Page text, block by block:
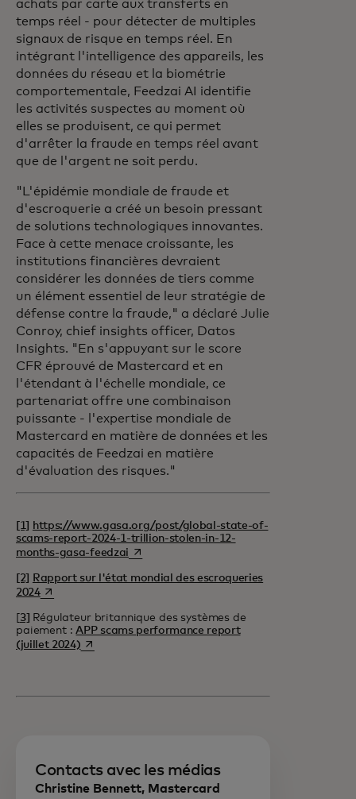
achats par carte aux transferts en
temps réel - pour détecter de multiples
signaux de risque en temps réel. En
intégrant l'intelligence des appareils, les
données du réseau et la biométrie
comportementale, Feedzai AI identifie
les activités suspectes au moment où
elles se produisent, ce qui permet
d'arrêter la fraude en temps réel avant
que de l'argent ne soit perdu.
"L'épidémie mondiale de fraude et
d'escroquerie a créé un besoin pressant
de solutions technologiques innovantes.
Face à cette menace croissante, les
institutions financières devraient
considérer les données de tiers comme
un élément essentiel de leur stratégie de
défense contre la fraude," a déclaré Julie
Conroy, chief insights officer, Datos
Insights. "En s'appuyant sur le score
CFR éprouvé de Mastercard et en
l'étendant à l'échelle mondiale, ce
partenariat offre une combinaison
puissante - l'expertise mondiale de
Mastercard en matière de données et les
capacités de Feedzai en matière
d'évaluation des risques."
[1]
https://www.gasa.org/post/global-state-of-
scams-report-2024-1-trillion-stolen-in-12-
months-gasa-feedzais’ouvre dans un nouvel onglet
[2]
Rapport sur l'état mondial des escroqueries
2024s’ouvre dans un nouvel onglet
3]
Régulateur britannique des systèmes de
paiement :APP scams performance report
(juillet 2024)s’ouvre dans un nouvel onglet
Contacts avec les médias
Christine Bennett, Mastercard